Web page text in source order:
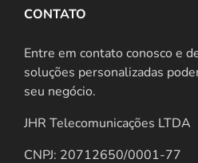
CONTATO
Entre em contato conosco e
soluções personalizadas
seu negócio.
JHR Telecomunicações LTDA
CNPJ: 20712650/0001-77